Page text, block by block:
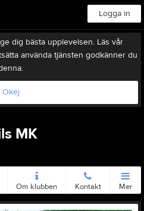
Logga in
dig bästa upplevelsen. Läs vår
använda tjänsten godkänner du
Okej
MK
Om klubben Kontakt Mer